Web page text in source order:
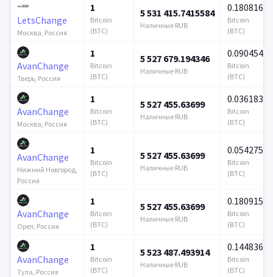
LetsChange
Москва, Россия
1
Bitcoin
(BTC)
5 531 415.7415584
Наличные RUB
0.180816
Bitcoin
(BTC)
AvanChange
Тверь, Россия
1
Bitcoin
(BTC)
5 527 679.194346
Наличные RUB
0.090454
Bitcoin
(BTC)
AvanChange
Москва, Россия
1
Bitcoin
(BTC)
5 527 455.63699
Наличные RUB
0.036183
Bitcoin
(BTC)
AvanChange
Нижний Новгород,
Россия
1
Bitcoin
(BTC)
5 527 455.63699
Наличные RUB
0.054275
Bitcoin
(BTC)
AvanChange
Орел, Россия
1
Bitcoin
(BTC)
5 527 455.63699
Наличные RUB
0.180915
Bitcoin
(BTC)
AvanChange
Тула, Россия
1
Bitcoin
(BTC)
5 523 487.493914
Наличные RUB
0.144836
Bitcoin
(BTC)